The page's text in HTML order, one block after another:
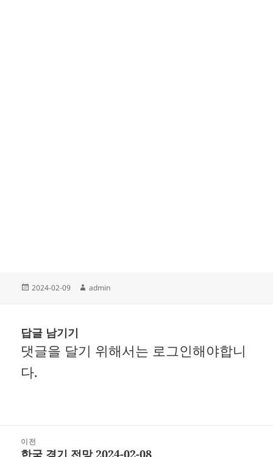
작
2024-02-09
글
admin
답글 남기기
댓글을 달기 위해서는 로그인해야합니
다.
이전
한국 경기 전망 2024-02-08